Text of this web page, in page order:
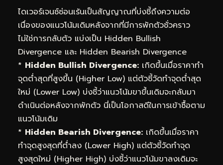
ไดเวอร์เจนซ์ซ่อนเร้นเป็นสัญญาณที่บ่งชี้ถึงความต่อ
เนื่องของแนวโน้มเดิมหลังจากที่มีการพักตัวชั่วคราว
ไม่ใช่การกลับตัว แบ่งเป็น Hidden Bullish
Divergence และ Hidden Bearish Divergence
* Hidden Bullish Divergence: เกิดขึ้นเมื่อราคาทำ
จุดต่ำสุดที่สูงขึ้น (Higher Low) แต่ตัวชี้วัดทำจุดต่ำสุด
ใหม่ (Lower Low) บ่งชี้ว่าแนวโน้มขาขึ้นเดิมจะกลับมา
ดำเนินต่อหลังจากพักตัว นี่เป็นโอกาสดีในการเข้าซื้อตาม
แนวโน้มเดิม
* Hidden Bearish Divergence: เกิดขึ้นเมื่อราคา
ทำจุดสูงสุดที่ต่ำลง (Lower High) แต่ตัวชี้วัดทำจุด
สูงสุดใหม่ (Higher High) บ่งชี้ว่าแนวโน้มขาลงเดิมจะ